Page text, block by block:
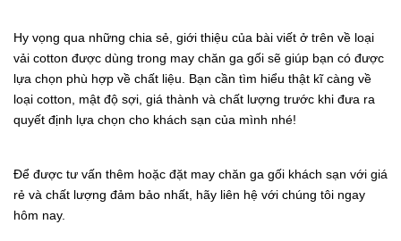
Hy vọng qua những chia sẻ, giới thiệu của bài viết ở trên về loại
vải cotton được dùng trong may chăn ga gối sẽ giúp bạn có được
lựa chọn phù hợp về chất liệu. Bạn cần tìm hiểu thật kĩ càng về
loại cotton, mật độ sợi, giá thành và chất lượng trước khi đưa ra
quyết định lựa chọn cho khách sạn của mình nhé!
Để được tư vấn thêm hoặc đặt may chăn ga gối khách sạn với giá
rẻ và chất lượng đảm bảo nhất, hãy liên hệ với chúng tôi ngay
hôm nay.